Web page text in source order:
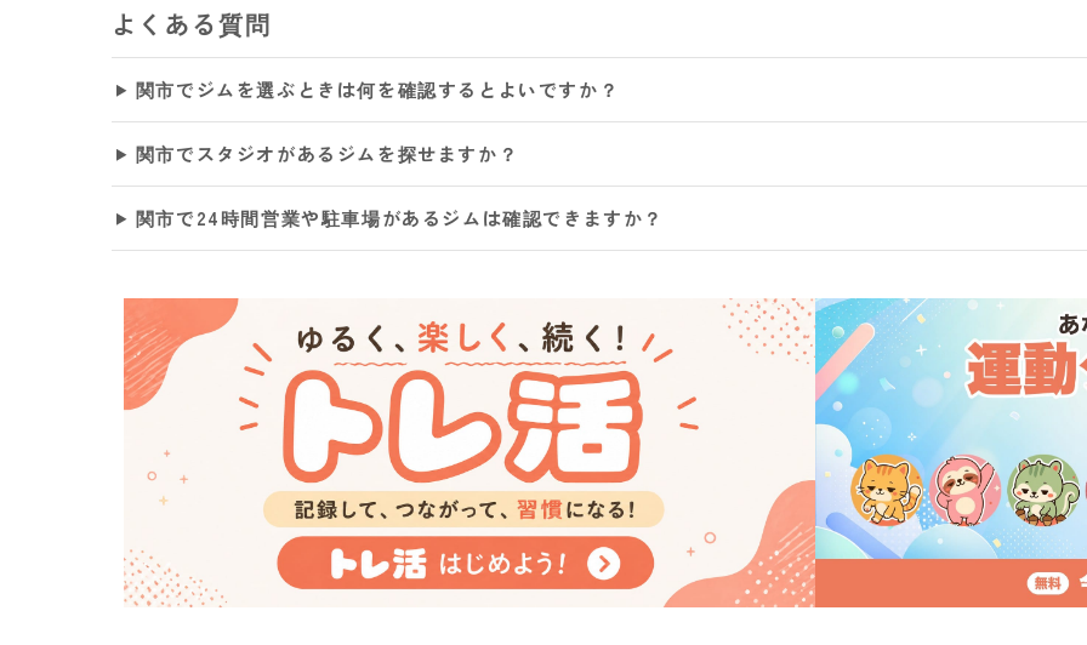
よくある質問
関市でジムを選ぶときは何を確認するとよいですか？
関市でスタジオがあるジムを探せますか？
関市で24時間営業や駐車場があるジムは確認できますか？